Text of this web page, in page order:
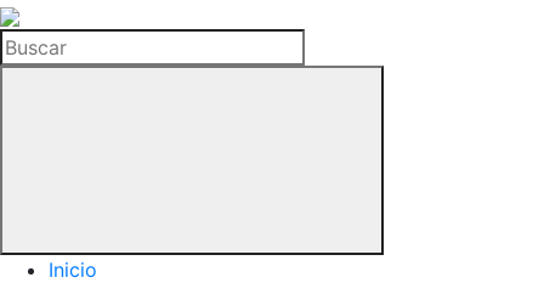
La
Hemeroteca
del
Buscar
Inicio